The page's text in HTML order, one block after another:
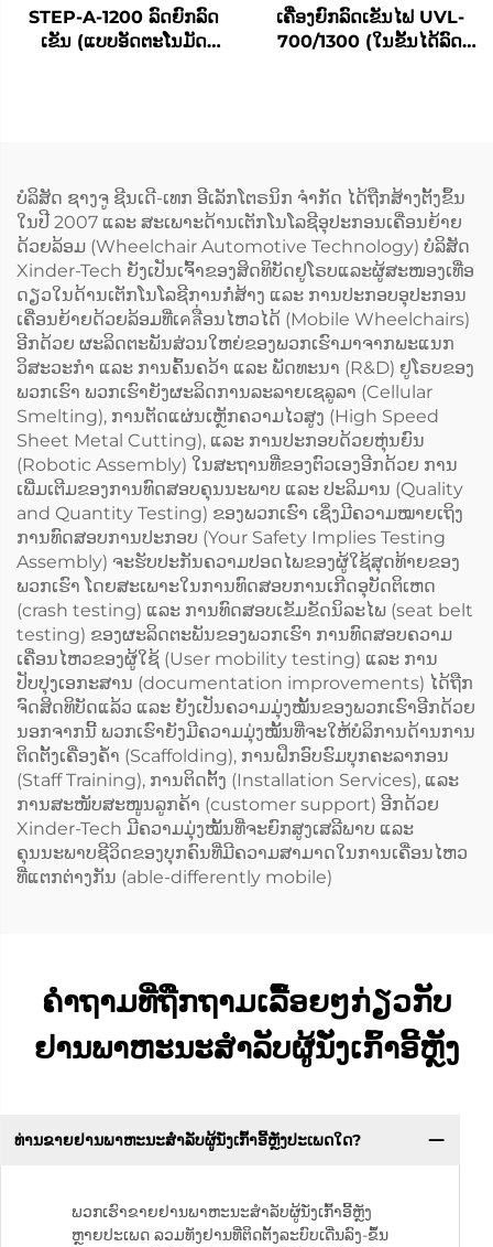
STEP-A-1200 ລົດຍົກລົດ
ເຂັນ (ແບບອັດຕະໂນມັດ
ເຄື່ອງຍົກລົດເຂັນໄຟ UVL-
700/1300 (ໃນຂັ້ນໄດ້ລົດ
ບໍລິສັດ ຊາງຈູ ຊີນເດີ-ເທກ ອີເລັກໂຕຣນິກ ຈຳກັດ ໄດ້ຖືກສ້າງຕັ້ງຂຶ້ນ
ໃນປີ 2007 ແລະ ສະເພາະດ້ານເຕັກໂນໂລຊີອຸປະກອນເຄື່ອນຍ້າຍ
ດ້ວຍລ້ອມ (Wheelchair Automotive Technology) ບໍລິສັດ
Xinder-Tech ຍັງເປັນເຈົ້າຂອງສິດທິບັດຢູໂຣບແລະຜູ້ສະໜອງເທື່ອ
ດຽວໃນດ້ານເຕັກໂນໂລຊີການກໍ່ສ້າງ ແລະ ການປະກອບອຸປະກອນ
ເຄື່ອນຍ້າຍດ້ວຍລ້ອມທີ່ເคลື່ອນໄຫວໄດ້ (Mobile Wheelchairs)
ອີກດ້ວຍ ຜະລິດຕະພັນສ່ວນໃຫຍ່ຂອງພວກເຮົາມາຈາກພະແນກ
ວິສະວະກຳ ແລະ ການຄົ້ນຄວ້າ ແລະ ພັດທະນາ (R&D) ຢູໂຣບຂອງ
ພວກເຮົາ ພວກເຮົາຍັງຜະລິດການລະລາຍເຊລູລາ (Cellular
Smelting), ການຕັດແຜ່ນເຫຼັກຄວາມໄວສູງ (High Speed
Sheet Metal Cutting), ແລະ ການປະກອບດ້ວຍຫຸ່ນຍົນ
(Robotic Assembly) ໃນສະຖານທີ່ຂອງຕົວເອງອີກດ້ວຍ ການ
ເພີ່ມເຕີມຂອງການທົດສອບຄຸນນະພາບ ແລະ ປະລິມານ (Quality
and Quantity Testing) ຂອງພວກເຮົາ ເຊິ່ງມີຄວາມໝາຍເຖິງ
ການທົດສອບການປະກອບ (Your Safety Implies Testing
Assembly) ຈະຮັບປະກັນຄວາມປອດໄພຂອງຜູ້ໃຊ້ສຸດທ້າຍຂອງ
ພວກເຮົາ ໂດຍສະເພາະໃນການທົດສອບການເກີດອຸບັດຕິເຫດ
(crash testing) ແລະ ການທົດສອບເຂັມຂັດນິລະໄພ (seat belt
testing) ຂອງຜະລິດຕະພັນຂອງພວກເຮົາ ການທົດສອບຄວາມ
ເຄື່ອນໄຫວຂອງຜູ້ໃຊ້ (User mobility testing) ແລະ ການ
ປັບປຸງເອກະສານ (documentation improvements) ໄດ້ຖືກ
ຈົດສິດທິບັດແລ້ວ ແລະ ຍັງເປັນຄວາມມຸ່ງໝັ້ນຂອງພວກເຮົາອີກດ້ວຍ
ນອກຈາກນີ້ ພວກເຮົາຍັງມີຄວາມມຸ່ງໝັ້ນທີ່ຈະໃຫ້ບໍລິການດ້ານການ
ຕິດຕັ້ງເຄື່ອງຄ້ຳ (Scaffolding), ການຝຶກອົບຮົມບຸກຄະລາກອນ
(Staff Training), ການຕິດຕັ້ງ (Installation Services), ແລະ
ການສະໜັບສະໜູນລູກຄ້າ (customer support) ອີກດ້ວຍ
Xinder-Tech ມີຄວາມມຸ່ງໝັ້ນທີ່ຈະຍົກສູງເສລີພາບ ແລະ
ຄຸນນະພາບຊີວິດຂອງບຸກຄົນທີ່ມີຄວາມສາມາດໃນການເຄື່ອນໄຫວ
ທີ່ແຕກຕ່າງກັນ (able-differently mobile)
ຄຳຖາມທີ່ຖືກຖາມເລື້ອຍໆກ່ຽວກັບ
ຢານພາຫະນະສຳລັບຜູ້ນັ່ງເກົ້າອີ້ຫຼັງ
ທ່ານຂາຍຢານພາຫະນະສຳລັບຜູ້ນັ່ງເກົ້າອີ້ຫຼັງປະເພດໃດ?
ພວກເຮົາຂາຍຢານພາຫະນະສຳລັບຜູ້ນັ່ງເກົ້າອີ້ຫຼັງ
ຫຼາຍປະເພດ ລວມທັງຢານທີ່ຕິດຕັ້ງລະບົບເດີ່ນລົງ-ຂຶ້ນ